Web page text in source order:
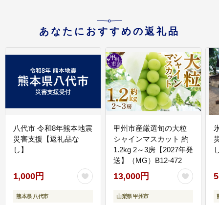
あなたにおすすめの返礼品
八代市 令和8年熊本地震
災害支援【返礼品な
し】
1,000円
熊本県 八代市
甲州市産厳選旬の大粒
シャインマスカット 約
1.2kg 2～3房【2027年発
送】（MG）B12-472
13,000円
山梨県 甲州市